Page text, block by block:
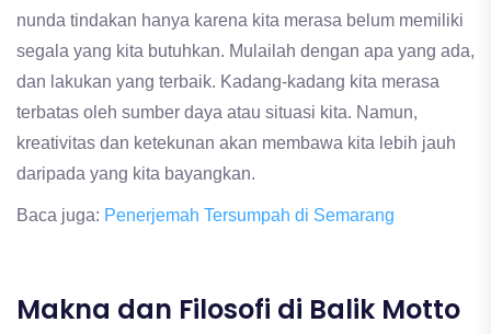
nunda tindakan hanya karena kita merasa belum memiliki
segala yang kita butuhkan. Mulailah dengan apa yang ada,
dan lakukan yang terbaik. Kadang-kadang kita merasa
terbatas oleh sumber daya atau situasi kita. Namun,
kreativitas dan ketekunan akan membawa kita lebih jauh
daripada yang kita bayangkan.
Baca juga: Penerjemah Tersumpah di Semarang
Makna dan Filosofi di Balik Motto